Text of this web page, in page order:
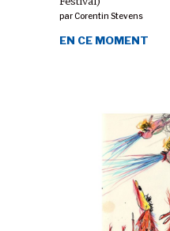
parCorentin Stevens
EN CE MOMENT